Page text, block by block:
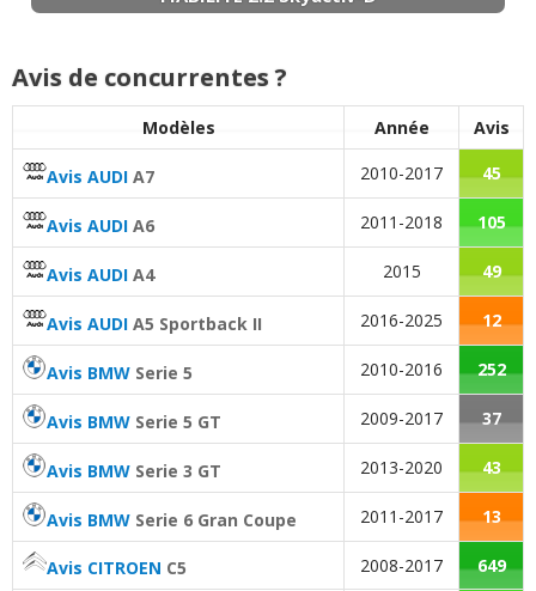
80.000km, 2ans,
02/20 2.2 Skyactiv-D 150 ch 203000(
18/20
2.2 Skyactiv-D 150 ch Boîte manuelle
223000km(0)
Fiabilité:1aime2n'aiment pas
Entretien (coût):3aiment
Puissance moteur et relances:5aiment
Couple moteur:4aiment
Entretien (coût):3aiment
Agrément
Consommation:2n'aiment pas
Autonomie
Avis de concurrentes ?
Modèles Année Avis
Avis AUDI A7 2010-2017 45
Avis AUDI A6 2011-2018 105
Avis AUDI A4 2015 49
Avis AUDI A5 Sportback II 2016-2025 12
Avis BMW Serie 5 2010-2016 252
Avis BMW Serie 5 GT 2009-2017 37
Avis BMW Serie 3 GT 2013-2020 43
Avis BMW Serie 6 Gran Coupe 2011-2017 13
Avis CITROEN C5 2008-2017 649